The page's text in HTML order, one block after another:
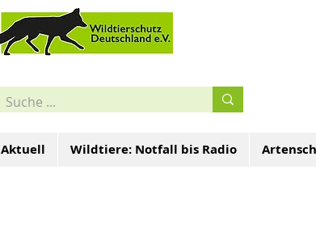
Aktuell Wildtiere: Notfall bis Radio